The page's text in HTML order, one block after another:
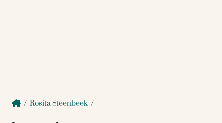
/ Rosita Steenbeek /